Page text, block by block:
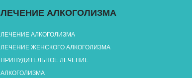
ЛЕЧЕНИЕ АЛКОГОЛИЗМА
ЛЕЧЕНИЕ АЛКОГОЛИЗМА
ЛЕЧЕНИЕ ЖЕНСКОГО АЛКОГОЛИЗМА
ПРИНУДИТЕЛЬНОЕ ЛЕЧЕНИЕ
АЛКОГОЛИЗМА